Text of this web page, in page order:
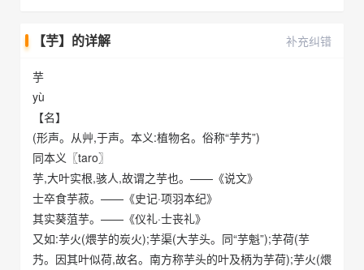
【芋】的详解 补充纠错
芋
yù
【名】
(形声。从艸,于声。本义:植物名。俗称“芋艿”)
同本义〖taro〗
芋,大叶实根,骇人,故谓之芋也。——《说文》
士卒食芋菽。——《史记·项羽本纪》
其实葵菹芋。——《仪礼·士丧礼》
又如:芋火(煨芋的炭火);芋渠(大芋头。同“芋魁”);芋荷(芋
艿。因其叶似荷,故名。南方称芋头的叶及柄为芋荷);芋火(煨